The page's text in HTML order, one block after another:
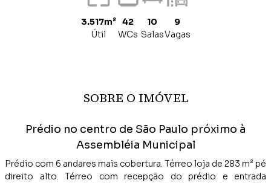
3.517m²
Útil
42
WCs
10
Salas
9
Vagas
SOBRE O IMÓVEL
Prédio no centro de São Paulo próximo à
Assembléia Municipal
Prédio com 6 andares mais cobertura. Térreo loja de 283 m² pé
direito alto. Térreo com recepção do prédio e entrada